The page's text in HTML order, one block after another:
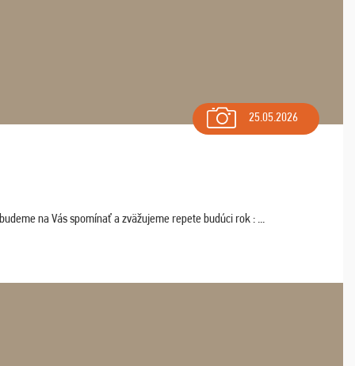
25.05.2026
na Vás spomínať a zväžujeme repete budúci rok : ...